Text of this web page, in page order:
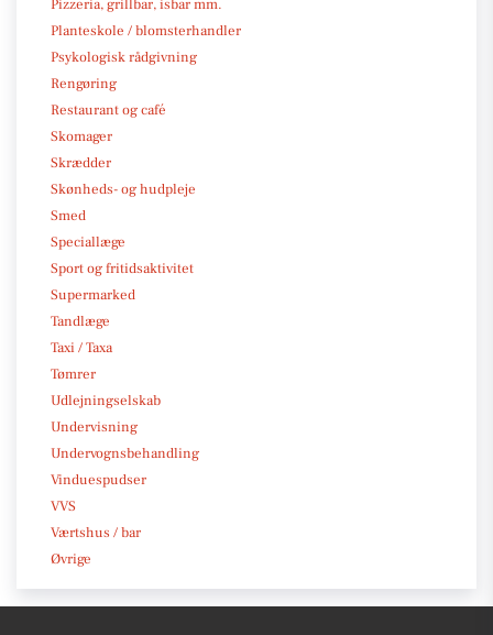
Pizzeria, grillbar, isbar mm.
Planteskole / blomsterhandler
Psykologisk rådgivning
Rengøring
Restaurant og café
Skomager
Skrædder
Skønheds- og hudpleje
Smed
Speciallæge
Sport og fritidsaktivitet
Supermarked
Tandlæge
Taxi / Taxa
Tømrer
Udlejningselskab
Undervisning
Undervognsbehandling
Vinduespudser
VVS
Værtshus / bar
Øvrige